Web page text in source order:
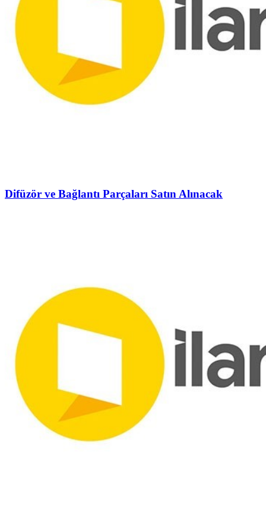
Difüzör ve Bağlantı Parçaları Satın Alınacak